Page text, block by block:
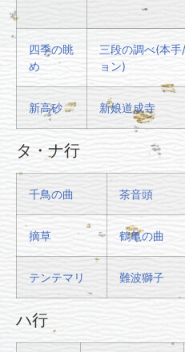
四季の眺
め
三段の調べ(本
ョン)
新高砂 新娘道成寺
タ・ナ行
千鳥の曲 茶音頭
摘草 鶴亀の曲
テンテマリ 難波獅子
ハ行